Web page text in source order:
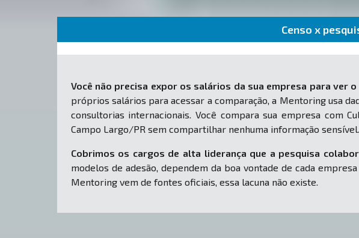
Censo x
Você não precisa expor os salários da sua empresa para ver o
próprios salários para acessar a comparação, a Mentoring usa
consultorias internacionais. Você compara sua empresa com
Campo Largo/PR sem compartilhar nenhuma informação sensível.
Cobrimos os cargos de alta liderança que a pesquisa
modelos de adesão, dependem da boa vontade de cada
Mentoring vem de fontes oficiais, essa lacuna não existe.